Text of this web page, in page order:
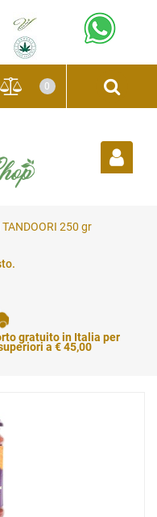
0
TANDOORI 250 gr
gratuito in Italia per
a € 45,00